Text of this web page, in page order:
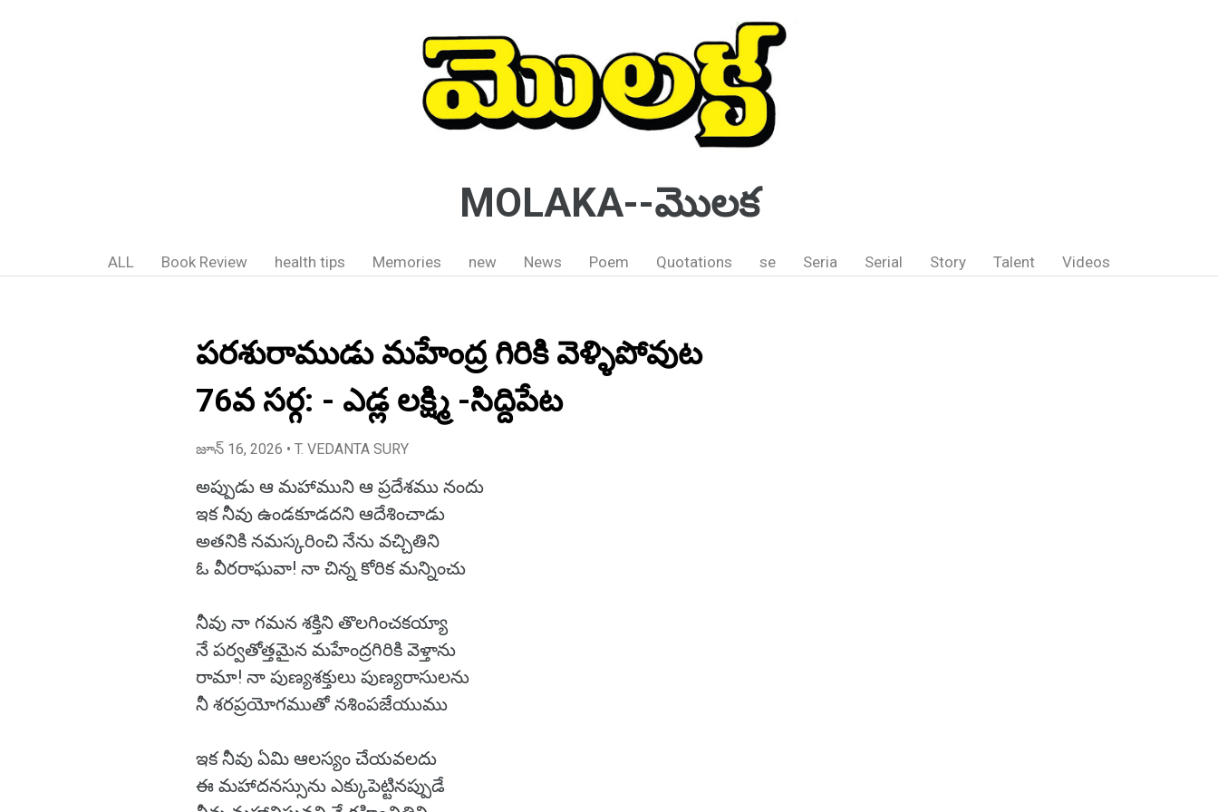
MOLAKA--మొలక
ALL Book Review health tips Memories new News Poem Quotations se Seria Serial Story Talent Videos
పరశురాముడు మహేంద్ర గిరికి వెళ్ళిపోవుట
76వ సర్గ: - ఎడ్ల లక్ష్మి -సిద్దిపేట
జూన్ 16, 2026 • T. VEDANTA SURY
అప్పుడు ఆ మహాముని ఆ ప్రదేశము నందు
ఇక నీవు ఉండకూడదని ఆదేశించాడు
అతనికి నమస్కరించి నేను వచ్చితిని
ఓ వీరరాఘవా! నా చిన్న కోరిక మన్నించు
నీవు నా గమన శక్తిని తొలగించకయ్యా
నే పర్వతోత్తమైన మహేంద్రగిరికి వెళ్తాను
రామా! నా పుణ్యశక్తులు పుణ్యరాసులను
నీ శరప్రయోగముతో నశింపజేయుము
ఇక నీవు ఏమి ఆలస్యం చేయవలదు
ఈ మహాదనస్సును ఎక్కుపెట్టినప్పుడే